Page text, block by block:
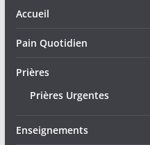
Accueil
Pain Quotidien
Prières
Prières Urgentes
Enseignements